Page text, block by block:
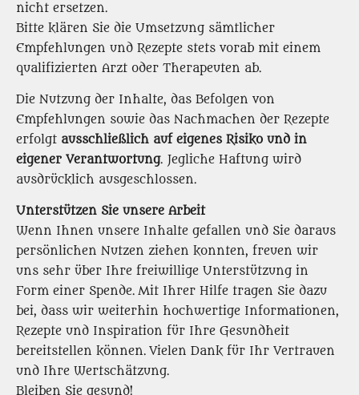
nicht ersetzen.
Bitte klären Sie die Umsetzung sämtlicher
Empfehlungen und Rezepte stets vorab mit einem
qualifizierten Arzt oder Therapeuten ab.
Die Nutzung der Inhalte, das Befolgen von
Empfehlungen sowie das Nachmachen der Rezepte
erfolgt ausschließlich auf eigenes Risiko und in
eigener Verantwortung. Jegliche Haftung wird
ausdrücklich ausgeschlossen.
Unterstützen Sie unsere Arbeit
Wenn Ihnen unsere Inhalte gefallen und Sie daraus
persönlichen Nutzen ziehen konnten, freuen wir
uns sehr über Ihre freiwillige Unterstützung in
Form einer Spende. Mit Ihrer Hilfe tragen Sie dazu
bei, dass wir weiterhin hochwertige Informationen,
Rezepte und Inspiration für Ihre Gesundheit
bereitstellen können. Vielen Dank für Ihr Vertrauen
und Ihre Wertschätzung.
Bleiben Sie gesund!